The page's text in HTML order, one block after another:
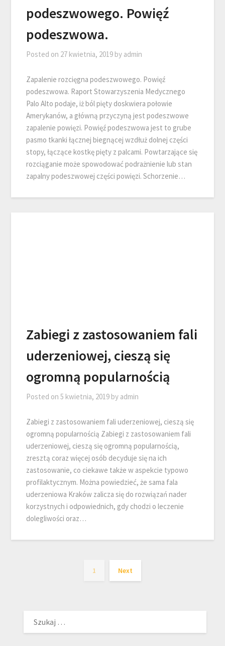
podeszwowego. Powięź
podeszwowa.
Posted on 27 kwietnia, 2019 by admin
Zapalenie rozcięgna podeszwowego. Powięź
podeszwowa. Raport Stowarzyszenia Medycznego
Palo Alto podaje, iż ból pięty doskwiera połowie
Amerykanów, a główną przyczyną jest podeszwowe
zapalenie powięzi. Powięź podeszwowa jest to grube
pasmo tkanki łącznej biegnącej wzdłuż dolnej części
stopy, łączące kostkę pięty z palcami. Powtarzające się
rozciąganie może spowodować podrażnienie lub stan
zapalny podeszwowej części powięzi. Schorzenie…
Zabiegi z zastosowaniem fali
uderzeniowej, cieszą się
ogromną popularnością
Posted on5 kwietnia, 2019 by admin
Zabiegi z zastosowaniem fali uderzeniowej, cieszą się
ogromną popularnością Zabiegi z zastosowaniem fali
uderzeniowej, cieszą się ogromną popularnością,
zresztą coraz więcej osób decyduje się na ich
zastosowanie, co ciekawe także w aspekcie typowo
profilaktycznym. Można powiedzieć, że sama fala
uderzeniowa Kraków zalicza się do rozwiązań nader
korzystnych i odpowiednich, gdy chodzi o leczenie
dolegliwości oraz…
1 Next